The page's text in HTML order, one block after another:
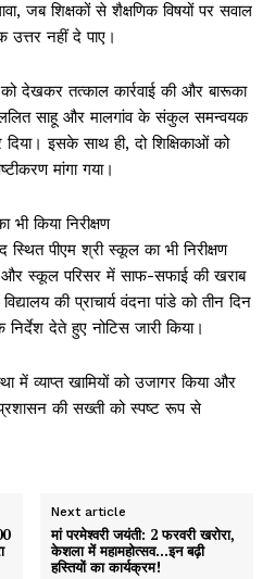
जब शिक्षकों से शैक्षणिक विषयों पर सवाल
नहीं दे पाए।
को देखकर तत्काल कार्रवाई की और बारूका
ललित साहू और मालगांव के संकुल समन्वयक
इसके साथ ही, दो शिक्षिकाओं को
मांगा गया।
किया निरीक्षण
स्थित पीएम श्री स्कूल का भी निरीक्षण
और स्कूल परिसर में साफ-सफाई की खराब
की प्राचार्य वंदना पांडे को तीन दिन
देते हुए नोटिस जारी किया।
में व्याप्त खामियों को उजागर किया और
की सख्ती को स्पष्ट रूप से
Next article
मां परमेश्वरी जयंती: 2 फरवरी खरोरा,
केशला में महामहोत्सव…इन बढ़ी
हस्तियों का कार्यक्रम!